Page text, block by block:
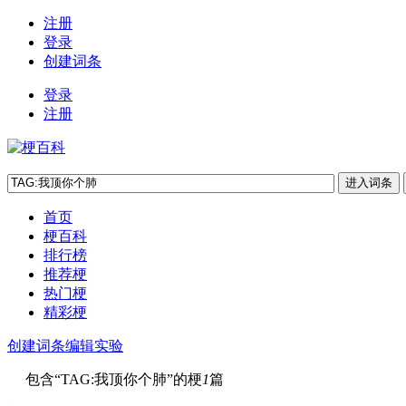
注册
登录
创建词条
登录
注册
首页
梗百科
排行榜
推荐梗
热门梗
精彩梗
创建词条编辑实验
包含“TAG:我顶你个肺”的梗1篇